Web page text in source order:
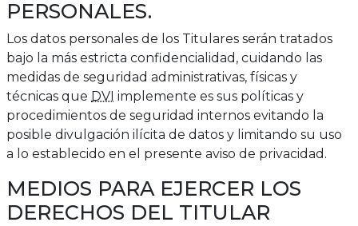
PERSONALES.
Los datos personales de los Titulares serán tratados
bajo la más estricta confidencialidad, cuidando las
medidas de seguridad administrativas, físicas y
técnicas que DVI implemente es sus políticas y
procedimientos de seguridad internos evitando la
posible divulgación ilícita de datos y limitando su uso
a lo establecido en el presente aviso de privacidad.
MEDIOS PARA EJERCER LOS
DERECHOS DEL TITULAR